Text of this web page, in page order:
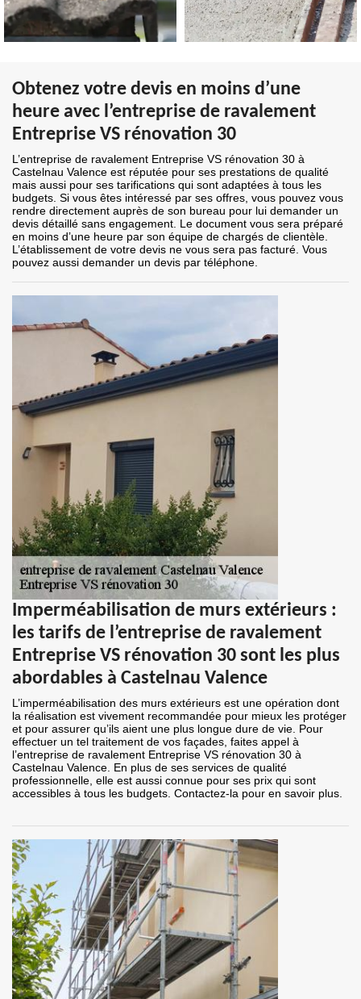
Obtenez votre devis en moins d’une
heure avec l’entreprise de ravalement
Entreprise VS rénovation 30
L’entreprise de ravalement Entreprise VS rénovation 30 à
Castelnau Valence est réputée pour ses prestations de qualité
mais aussi pour ses tarifications qui sont adaptées à tous les
budgets. Si vous êtes intéressé par ses offres, vous pouvez vous
rendre directement auprès de son bureau pour lui demander un
devis détaillé sans engagement. Le document vous sera préparé
en moins d’une heure par son équipe de chargés de clientèle.
L’établissement de votre devis ne vous sera pas facturé. Vous
pouvez aussi demander un devis par téléphone.
Imperméabilisation de murs extérieurs :
les tarifs de l’entreprise de ravalement
Entreprise VS rénovation 30 sont les plus
abordables à Castelnau Valence
L’imperméabilisation des murs extérieurs est une opération dont
la réalisation est vivement recommandée pour mieux les protéger
et pour assurer qu’ils aient une plus longue dure de vie. Pour
effectuer un tel traitement de vos façades, faites appel à
l’entreprise de ravalement Entreprise VS rénovation 30 à
Castelnau Valence. En plus de ses services de qualité
professionnelle, elle est aussi connue pour ses prix qui sont
accessibles à tous les budgets. Contactez-la pour en savoir plus.